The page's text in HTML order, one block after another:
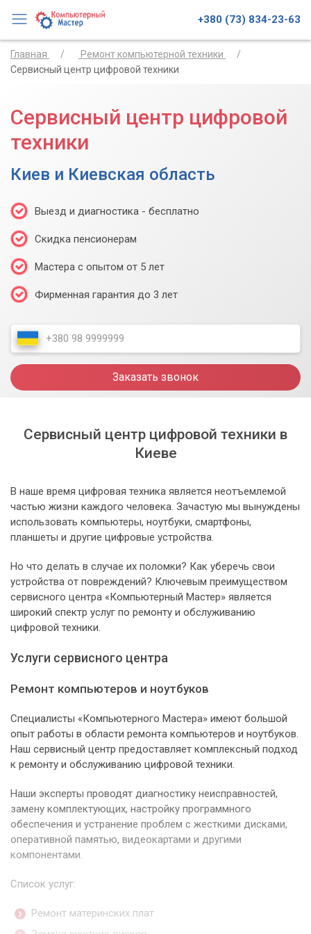
+380 (73) 834-23-63
Главная
Ремонт компьютерной техники
Сервисный центр цифровой техники
Сервисный центр цифровой
техники
Киев и Киевская область
Выезд и диагностика - бесплатно
Скидка пенсионерам
Мастера с опытом от 5 лет
Фирменная гарантия до 3 лет
Заказать звонок
Сервисный центр цифровой техники в
Киеве
В наше время цифровая техника является неотъемлемой
частью жизни каждого человека. Зачастую мы вынуждены
использовать компьютеры, ноутбуки, смартфоны,
планшеты и другие цифровые устройства.
Но что делать в случае их поломки? Как уберечь свои
устройства от повреждений? Ключевым преимуществом
сервисного центра «Компьютерный Мастер» является
широкий спектр услуг по ремонту и обслуживанию
цифровой техники.
Услуги сервисного центра
Ремонт компьютеров и ноутбуков
Специалисты «Компьютерного Мастера» имеют большой
опыт работы в области ремонта компьютеров и ноутбуков.
Наш сервисный центр предоставляет комплексный подход
к ремонту и обслуживанию цифровой техники.
Наши эксперты проводят диагностику неисправностей,
замену комплектующих, настройку программного
обеспечения и устранение проблем с жесткими дисками,
оперативной памятью, видеокартами и другими
компонентами.
Список услуг:
Ремонт материнских плат